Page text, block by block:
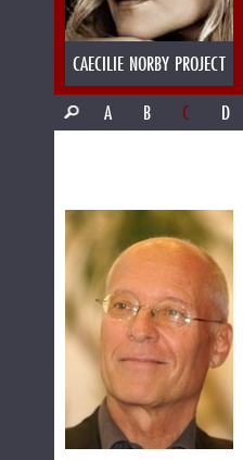
CAECILIE NORBY PROJECT
A
B C D